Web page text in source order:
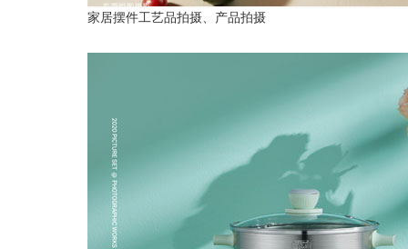
家居摆件工艺品拍摄、产品拍摄